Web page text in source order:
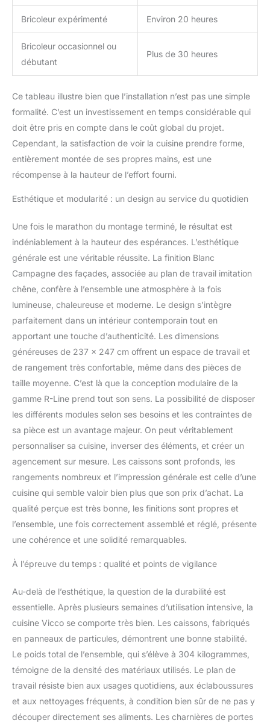
Bricoleur expérimenté Environ 20 heures
Bricoleur occasionnel ou
débutant
Plus de 30 heures
Ce tableau illustre bien que l’installation n’est pas une simple
formalité. C’est un investissement en temps considérable qui
doit être pris en compte dans le coût global du projet.
Cependant, la satisfaction de voir la cuisine prendre forme,
entièrement montée de ses propres mains, est une
récompense à la hauteur de l’effort fourni.
Esthétique et modularité : un design au service du quotidien
Une fois le marathon du montage terminé, le résultat est
indéniablement à la hauteur des espérances. L’esthétique
générale est une véritable réussite. La finition Blanc
Campagne des façades, associée au plan de travail imitation
chêne, confère à l’ensemble une atmosphère à la fois
lumineuse, chaleureuse et moderne. Le design s’intègre
parfaitement dans un intérieur contemporain tout en
apportant une touche d’authenticité. Les dimensions
généreuses de 237 x 247 cm offrent un espace de travail et
de rangement très confortable, même dans des pièces de
taille moyenne. C’est là que la conception modulaire de la
gamme R-Line prend tout son sens. La possibilité de disposer
les différents modules selon ses besoins et les contraintes de
sa pièce est un avantage majeur. On peut véritablement
personnaliser sa cuisine, inverser des éléments, et créer un
agencement sur mesure. Les caissons sont profonds, les
rangements nombreux et l’impression générale est celle d’une
cuisine qui semble valoir bien plus que son prix d’achat. La
qualité perçue est très bonne, les finitions sont propres et
l’ensemble, une fois correctement assemblé et réglé, présente
une cohérence et une solidité remarquables.
À l’épreuve du temps : qualité et points de vigilance
Au-delà de l’esthétique, la question de la durabilité est
essentielle. Après plusieurs semaines d’utilisation intensive, la
cuisine Vicco se comporte très bien. Les caissons, fabriqués
en panneaux de particules, démontrent une bonne stabilité.
Le poids total de l’ensemble, qui s’élève à 304 kilogrammes,
témoigne de la densité des matériaux utilisés. Le plan de
travail résiste bien aux usages quotidiens, aux éclaboussures
et aux nettoyages fréquents, à condition bien sûr de ne pas y
découper directement ses aliments. Les charnières de portes